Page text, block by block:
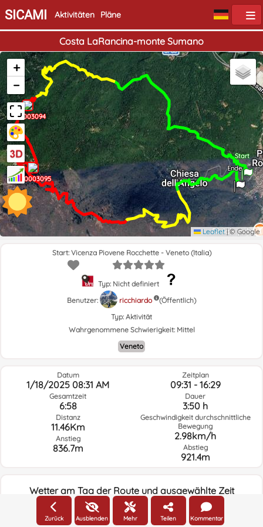
SICAMI Aktivitäten Pläne
Costa LaRancina-monte Sumano
Start
Ende
0003094
0003095
+
−
Leaflet |© Google
Start: Vicenza Piovene Rocchette - Veneto (Italia)
Typ: Nicht definiert
Benutzer:
ricchiardo
(Öffentlich)
Typ: Aktivität
Wahrgenommene Schwierigkeit: Mittel
Veneto
Datum
1/18/2025 08:31 AM
Gesamtzeit
6:58
Distanz
11.46Km
Anstieg
836.7m
Zeitplan
09:31 - 16:29
Dauer
3:50 h
Geschwindigkeit durchschnittliche
Bewegung
2.98km/h
Abstieg
921.4m
Wetter am Tag der Route und ausgewählte Zeit
08:00
Zurück Ausblenden Mehr Teilen Kommentar